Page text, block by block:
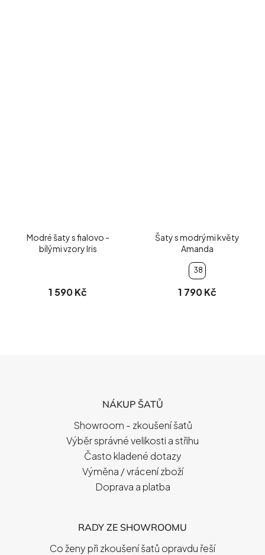
Modré šaty s fialovo -
bílými vzory Iris
1 590 Kč
Šaty s modrými květy
Amanda
38
1 790 Kč
NÁKUP ŠATŮ
Showroom - zkoušení šatů
Výběr správné velikosti a střihu
Často kladené dotazy
Výměna / vrácení zboží
Doprava a platba
RADY ZE SHOWROOMU
Co ženy při zkoušení šatů opravdu řeší